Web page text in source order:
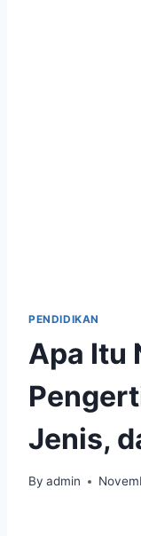
PENDIDIKAN
Apa Itu
Jenis,
By admin